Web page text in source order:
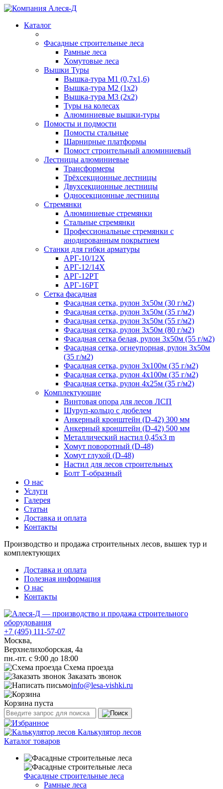
Каталог
Фасадные строительные леса
Рамные леса
Хомутовые леса
Вышки Туры
Вышка-тура М1 (0,7х1,6)
Вышка-тура М2 (1х2)
Вышка-тура М3 (2х2)
Туры на колесах
Алюминиевые вышки-туры
Помосты и подмости
Помосты стальные
Шарнирные платформы
Помост строительный алюминиевый
Лестницы алюминиевые
Трансформеры
Трёхсекционные лестницы
Двухсекционные лестницы
Односекционные лестницы
Стремянки
Алюминиевые стремянки
Стальные стремянки
Профессиональные стремянки с
анодированным покрытием
Cтанки для гибки арматуры
АРГ-10/12Х
АРГ-12/14Х
АРГ-12РТ
АРГ-16РТ
Сетка фасадная
Фасадная сетка, рулон 3х50м (30 г/м2)
Фасадная сетка, рулон 3х50м (35 г/м2)
Фасадная сетка, рулон 3х50м (55 г/м2)
Фасадная сетка, рулон 3х50м (80 г/м2)
Фасадная сетка белая, рулон 3х50м (55 г/м2)
Фасадная сетка, огнеупорная, рулон 3х50м
(35 г/м2)
Фасадная сетка, рулон 3х100м (35 г/м2)
Фасадная сетка, рулон 4х100м (35 г/м2)
Фасадная сетка, рулон 4х25м (35 г/м2)
Комплектующие
Винтовая опора для лесов ЛСП
Шуруп-кольцо с дюбелем
Анкерный кронштейн (D-42) 300 мм
Анкерный кронштейн (D-42) 500 мм
Металлический настил 0,45x3 m
Хомут поворотный (D-48)
Хомут глухой (D-48)
Настил для лесов строительных
Болт Т-образный
О нас
Услуги
Галерея
Статьи
Доставка и оплата
Контакты
Производство и продажа строительных лесов, вышек тур и
комплектующих
Доставка и оплата
Полезная информация
О нас
Контакты
+7 (495) 111-57-07
Москва,
Верхнелихоборская, 4а
пн.-пт. с 9:00 до 18:00
Схема проезда
Заказать звонок
info@lesa-vishki.ru
Корзина пуста
Калькулятор лесов
Каталог товаров
Фасадные строительные леса
Рамные леса